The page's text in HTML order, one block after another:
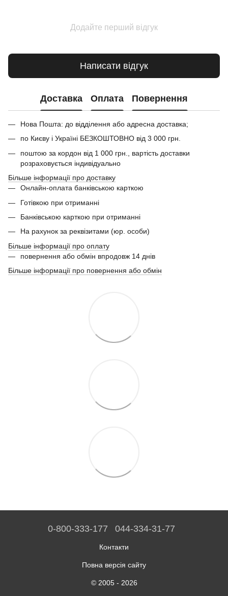
Додайте перший відгук
Написати відгук
Доставка Оплата Повернення
Нова Пошта: до відділення або адресна доставка;
по Києву і Україні БЕЗКОШТОВНО від 3 000 грн.
поштою за кордон від 1 000 грн., вартість доставки
розраховується індивідуально
Більше інформації про доставку
Онлайн-оплата банківською карткою
Готівкою при отриманні
Банківською карткою при отриманні
На рахунок за реквізитами (юр. особи)
Більше інформації про оплату
повернення або обмін впродовж 14 днів
Більше інформації про повернення або обмін
0-800-333-177 044-334-31-77
Контакти
Повна версія сайту
© 2005 - 2026